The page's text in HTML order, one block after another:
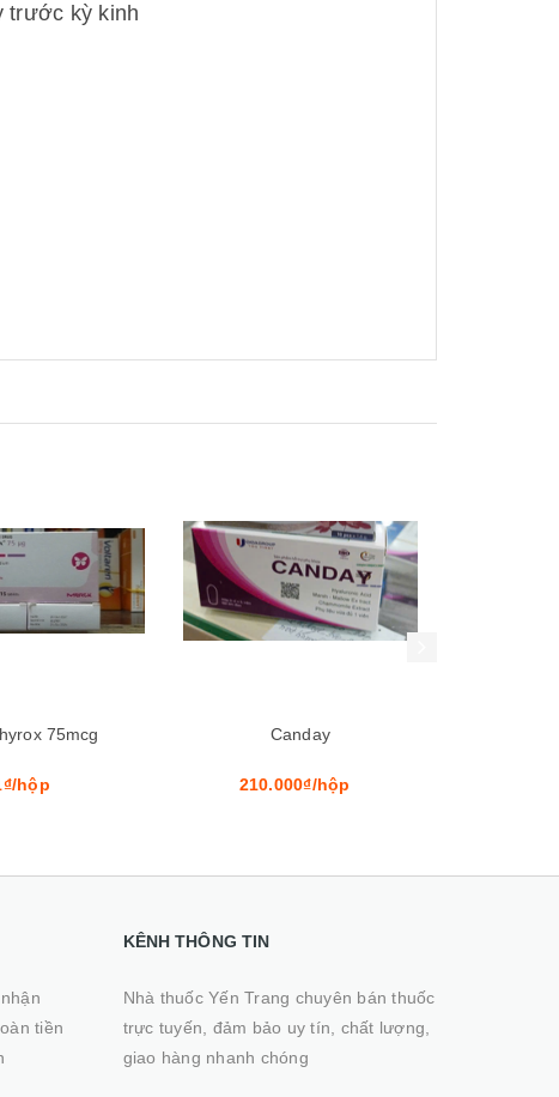
trước kỳ kinh
Xem nhanh Xem nhanh
hộp
Gynevag Plus
360.000₫/hộp
Mua hàng
tiền
KÊNH THÔNG TIN
Nhà thuốc Yến Trang chuyên bán thuốc
trực tuyến, đảm bảo uy tín, chất lượng,
giao hàng nhanh chóng